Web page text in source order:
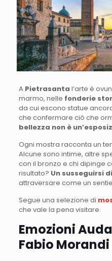
A Pietrasanta l’arte è
marmo, nelle fonderie
da cui escono statue
che confermare ciò che
bellezza non è
Ogni mostra racconta un
Alcune sono intime, altre
con il bronzo e chi dipinge
risultato? Un susseguirsi
attraversare come un
Segue una selezione di
che vale la pena visitare.
Emozioni
Fabio Morandi